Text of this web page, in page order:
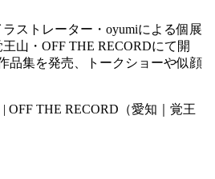
ストレーター・oyumiによる個展
山・OFF THE RECORDにて開
品集を発売、トークショーや似顔
| OFF THE RECORD（愛知｜覚王